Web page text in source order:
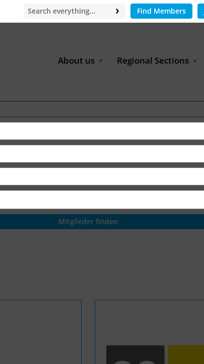
Find Members
About us Regional Sections
Latin America
Middle East
South & Southeast Asia